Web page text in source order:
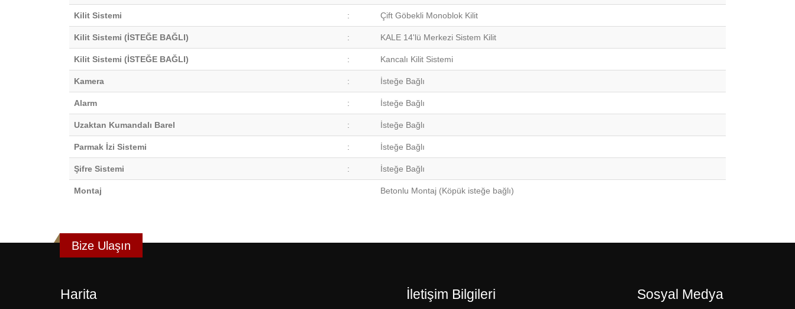
Kilit Sistemi : Çift Göbekli Monoblok Kilit
Kilit Sistemi (İSTEĞE BAĞLI) : KALE 14'lü Merkezi Sistem Kilit
Kilit Sistemi (İSTEĞE BAĞLI) : Kancalı Kilit Sistemi
Kamera : İsteğe Bağlı
Alarm : İsteğe Bağlı
Uzaktan Kumandalı Barel : İsteğe Bağlı
Parmak İzi Sistemi : İsteğe Bağlı
Şifre Sistemi : İsteğe Bağlı
Montaj Betonlu Montaj (Köpük isteğe bağlı)
Bize Ulaşın
Harita İletişim Bilgileri Sosyal Medya